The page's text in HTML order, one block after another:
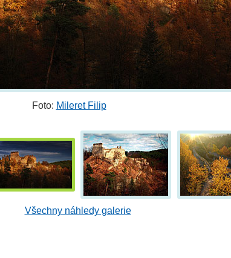
Foto: Mileret Filip
Všechny náhledy galerie